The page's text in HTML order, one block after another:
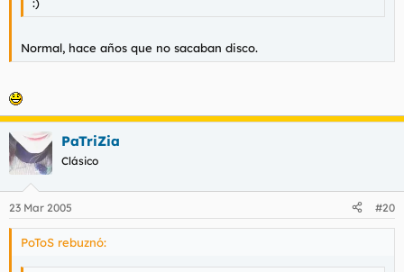
Normal, hace años que no sacaban disco.
PaTriZia
Clásico
23 Mar 2005 #20
PoToS rebuznó: